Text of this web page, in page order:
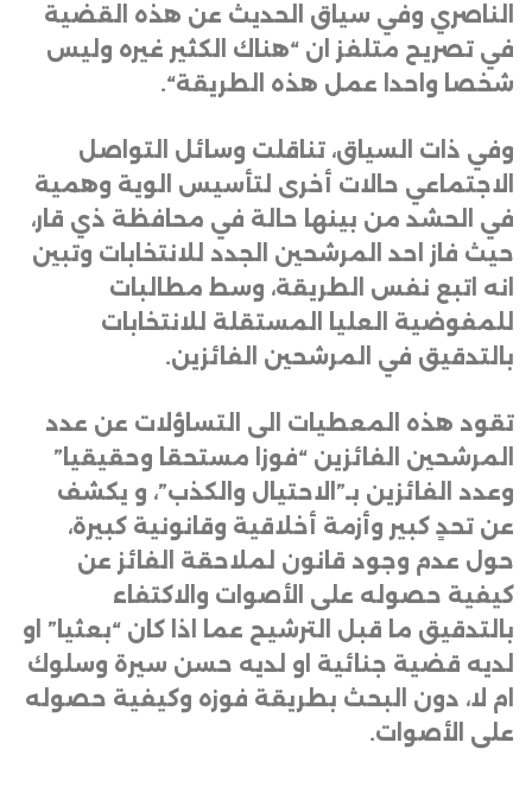
الناصري وفي سياق الحديث عن هذه القضية
في تصريح متلفز ان “هناك الكثير غيره وليس
شخصا واحدا عمل هذه الطريقة“.
وفي ذات السياق، تناقلت وسائل التواصل
الاجتماعي حالات أخرى لتأسيس الوية وهمية
في الحشد من بينها حالة في محافظة ذي قار،
حيث فاز احد المرشحين الجدد للانتخابات وتبين
انه اتبع نفس الطريقة، وسط مطالبات
للمفوضية العليا المستقلة للانتخابات
بالتدقيق في المرشحين الفائزين.
تقود هذه المعطيات الى التساؤلات عن عدد
المرشحين الفائزين “فوزا مستحقا وحقيقيا”
وعدد الفائزين بـ”الاحتيال والكذب”، و يكشف
عن تحدٍ كبير وأزمة أخلاقية وقانونية كبيرة،
حول عدم وجود قانون لملاحقة الفائز عن
كيفية حصوله على الأصوات والاكتفاء
بالتدقيق ما قبل الترشيح عما اذا كان “بعثيا” او
لديه قضية جنائية او لديه حسن سيرة وسلوك
ام لا، دون البحث بطريقة فوزه وكيفية حصوله
على الأصوات.